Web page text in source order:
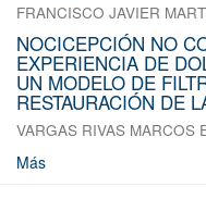
FRANCISCO JAVIER
NOCICEPCIÓN NO
EXPERIENCIA DE
UN MODELO DE
RESTAURACIÓN DE
VARGAS RIVAS MARCOS
Más